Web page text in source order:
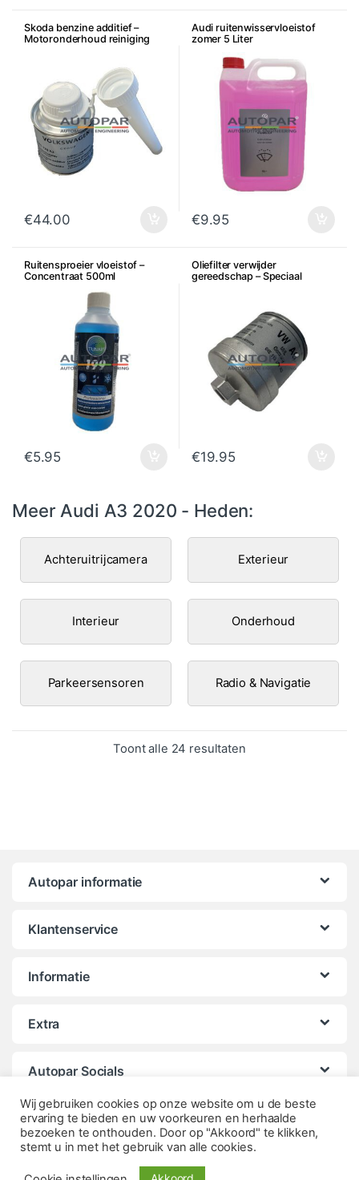
Skoda benzine additief –
Motoronderhoud reiniging
€44.00
Audi ruitenwisservloeistof
zomer 5 Liter
€9.95
Ruitensproeier vloeistof –
Concentraat 500ml
€5.95
Oliefilter verwijder
gereedschap – Speciaal
€19.95
Meer Audi A3 2020 - Heden:
Achteruitrijcamera Exterieur
Interieur Onderhoud
Parkeersensoren Radio & Navigatie
Toont alle 24 resultatenGesorteerd op
Autopar informatie
Klantenservice
Informatie
Extra
Autopar Socials
Wij gebruiken cookies op onze website om u de beste
ervaring te bieden en uw voorkeuren en herhaalde
bezoeken te onthouden. Door op "Akkoord" te klikken,
stemt u in met het gebruik van alle cookies.